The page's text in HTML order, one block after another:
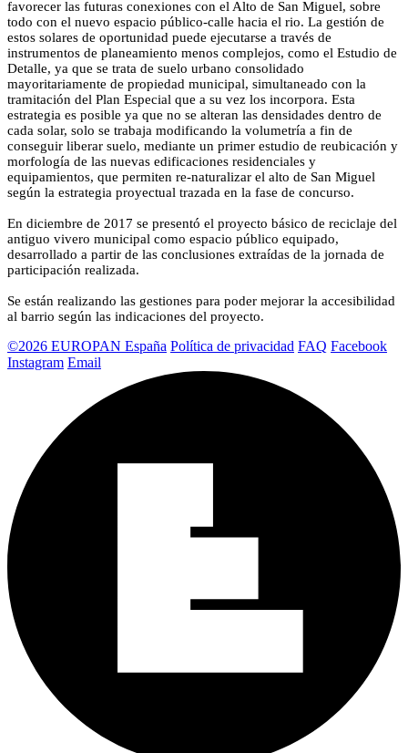
favorecer las futuras conexiones con el Alto de San Miguel, sobre
todo con el nuevo espacio público-calle hacia el rio. La gestión de
estos solares de oportunidad puede ejecutarse a través de
instrumentos de planeamiento menos complejos, como el Estudio de
Detalle, ya que se trata de suelo urbano consolidado
mayoritariamente de propiedad municipal, simultaneado con la
tramitación del Plan Especial que a su vez los incorpora. Esta
estrategia es posible ya que no se alteran las densidades dentro de
cada solar, solo se trabaja modificando la volumetría a fin de
conseguir liberar suelo, mediante un primer estudio de reubicación y
morfología de las nuevas edificaciones residenciales y
equipamientos, que permiten re-naturalizar el alto de San Miguel
según la estrategia proyectual trazada en la fase de concurso.
En diciembre de 2017 se presentó el proyecto básico de reciclaje del
antiguo vivero municipal como espacio público equipado,
desarrollado a partir de las conclusiones extraídas de la jornada de
participación realizada.
Se están realizando las gestiones para poder mejorar la accesibilidad
al barrio según las indicaciones del proyecto.
©2026 EUROPAN España Política de privacidad FAQ Facebook
Instagram Email